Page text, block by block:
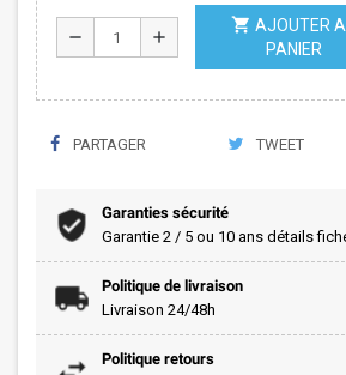
remove add
shopping_cart AJOUTER
PANIER
PARTAGER TWEET
Garanties sécurité
Garantie 2 / 5 ou 10 ans détails
Politique de livraison
Livraison 24/48h
Politique retours